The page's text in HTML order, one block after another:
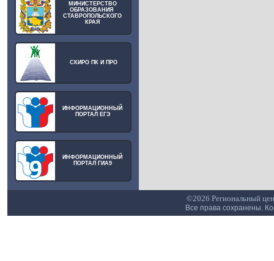
МИНИСТЕРСТВО
ОБРАЗОВАНИЯ
СТАВРОПОЛЬСКОГО
КРАЯ
СКИРО ПК И ПРО
ИНФОРМАЦИОННЫЙ
ПОРТАЛ ЕГЭ
ИНФОРМАЦИОННЫЙ
ПОРТАЛ ГИА9
©2026 Региональный
Все права сохранены.